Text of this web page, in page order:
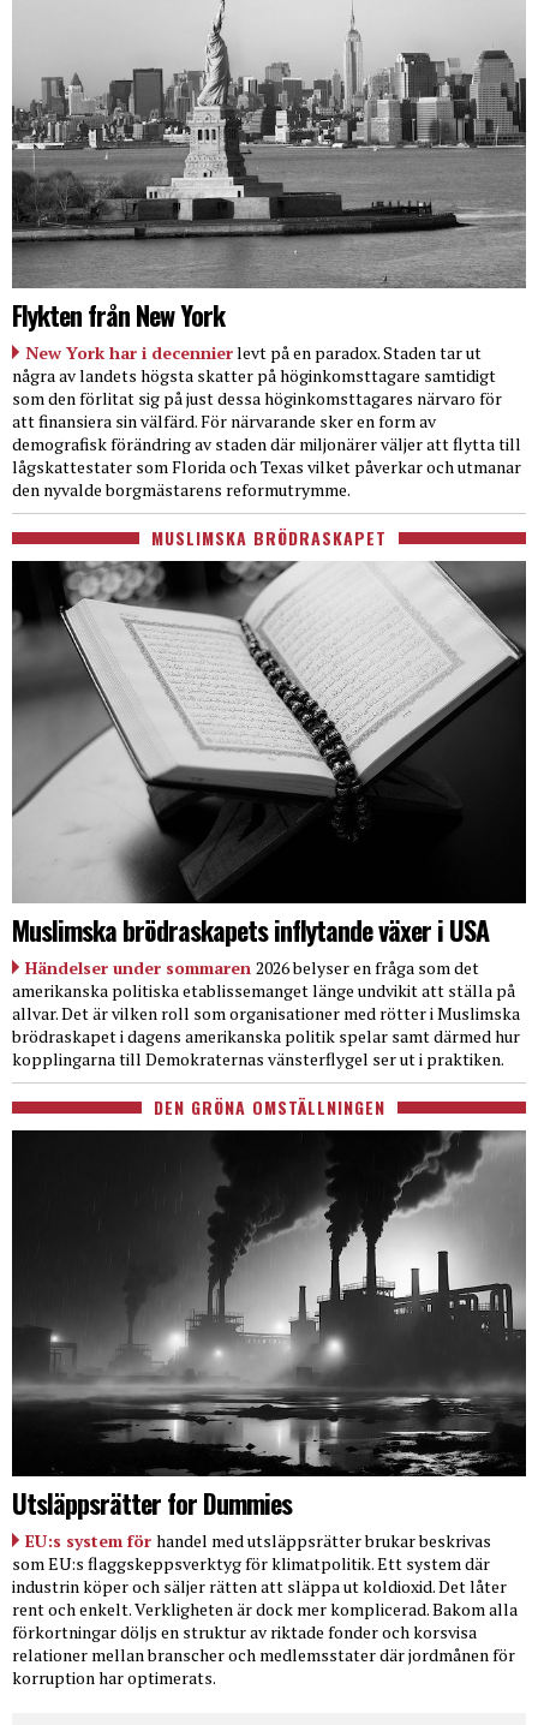
Flykten från New York
New York har i decennierlevt på en paradox. Staden tar ut
några av landets högsta skatter på höginkomsttagare samtidigt
som den förlitat sig på just dessa höginkomsttagares närvaro för
att finansiera sin välfärd. För närvarande sker en form av
demografisk förändring av staden där miljonärer väljer att flytta till
lågskattestater som Florida och Texas vilket påverkar och utmanar
den nyvalde borgmästarens reformutrymme.
MUSLIMSKA BRÖDRASKAPET
Muslimska brödraskapets inflytande växer i USA
Händelser under sommaren 2026 belyser en fråga som det
amerikanska politiska etablissemanget länge undvikit att ställa på
allvar. Det är vilken roll som organisationer med rötter i Muslimska
brödraskapet i dagens amerikanska politik spelar samt därmed hur
kopplingarna till Demokraternas vänsterflygel ser ut i praktiken.
DEN GRÖNA OMSTÄLLNINGEN
Utsläppsrätter for Dummies
EU:s system för handel med utsläppsrätter brukar beskrivas
som EU:s flaggskeppsverktyg för klimatpolitik. Ett system där
industrin köper och säljer rätten att släppa ut koldioxid. Det låter
rent och enkelt. Verkligheten är dock mer komplicerad. Bakom alla
förkortningar döljs en struktur av riktade fonder och korsvisa
relationer mellan branscher och medlemsstater där jordmånen för
korruption har optimerats.